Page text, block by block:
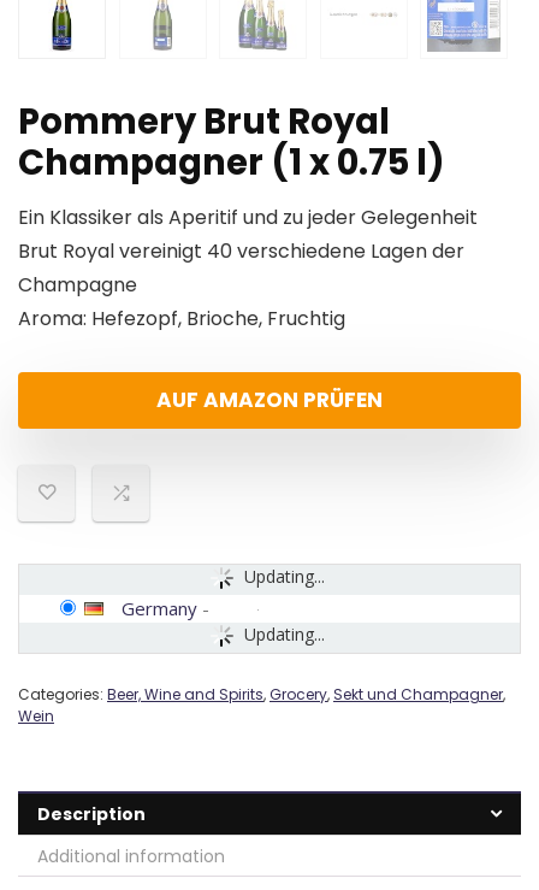
Pommery Brut Royal
Champagner (1 x 0.75 l)
Ein Klassiker als Aperitif und zu jeder Gelegenheit
Brut Royal vereinigt 40 verschiedene Lagen der
Champagne
Aroma: Hefezopf, Brioche, Fruchtig
AUF AMAZON PRÜFEN
Updating...
Updating...
Germany -
Categories: Beer, Wine and Spirits,Grocery, Sekt und Champagner,
Wein
Description
Additional information